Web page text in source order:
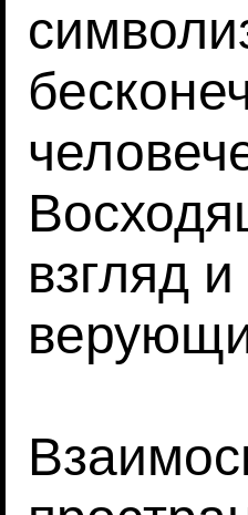
взгляд